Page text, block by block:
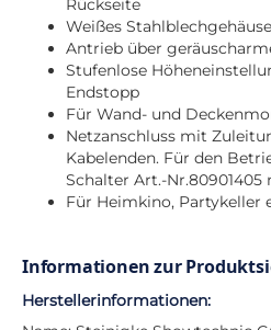
Rückseite
Weißes
Antrieb über
Stufenlose
Endstopp
Für Wand- und
Netzanschluss mit
Kabelenden. Für den
Schalter Art.-Nr.80901405
Für Heimkino, Partykeller
Informationen zur
Herstellerinformationen: